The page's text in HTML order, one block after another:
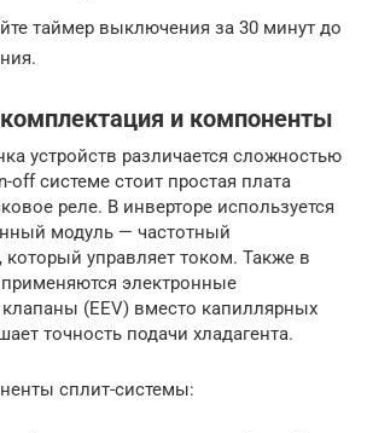
таймер выключения за 30 минут до
и компоненты
устройств различается сложностью
off системе стоит простая плата
реле. В инверторе используется
модуль — частотный
который управляет током. Также в
электронные
(EEV) вместо капиллярных
точность подачи хладагента.
сплит-системы: